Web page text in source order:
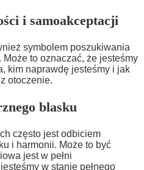
i samoakceptacji
symbolem poszukiwania
to oznaczać, że jesteśmy
kim naprawdę jesteśmy i jak
otoczenie.
blasku
często jest odbiciem
i harmonii. Może to być
jest w pełni
w stanie pełnego